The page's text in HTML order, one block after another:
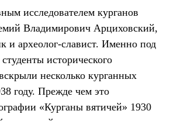
исследователем курганов
Владимирович Арциховский,
и археолог-славист. Именно под
исторического
несколько курганных
году. Прежде чем это
«Курганы вятичей» 1930